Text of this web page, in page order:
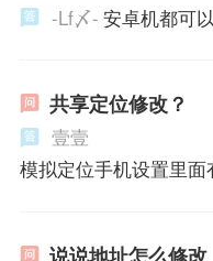
-Lf〆- 安卓机都可
共享定位修改？
壹壹
模拟定位手机设置里